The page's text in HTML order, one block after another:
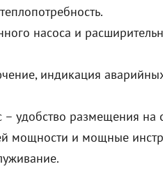
насоса и
индикация
удобство размещения на
мощности и мощные